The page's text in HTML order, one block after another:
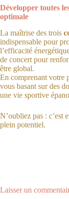
Développer toutes
optimale
La maîtrise des trois
indispensable pour
l’efficacité
de concert pour
être global.
En comprenant votre
vous basant sur des
une vie sportive
N’oubliez pas : c’est
plein potentiel.
Laisser un